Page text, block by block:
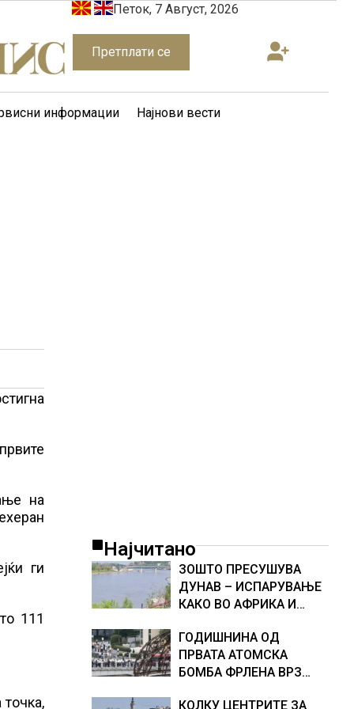
Петок, 7 Август, 2026
Претплати се
информации Најнови вести
на
ги
111
Најчитано
ЗОШТО ПРЕСУШУВА
ДУНАВ – ИСПАРУВАЊЕ
КАКО ВО АФРИКА И
ВОДА, објаснување на
хидрогеолог од Србија
ГОДИШНИНА ОД
ПРВАТА АТОМСКА
БОМБА ФРЛЕНА ВРЗ
КОЛКУ ЦЕНТРИТЕ ЗА